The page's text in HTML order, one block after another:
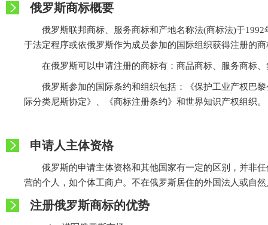
俄罗斯商标概要
俄罗斯联邦商标、服务商标和产地名称法(商标法)于
于法定程序或依俄罗斯作为成员参加的国际组织获得注册的
在俄罗斯可以申请注册的商标有：商品商标、服务商标
俄罗斯参加的国际条约和组织包括：《保护工业产权巴
际分类尼斯协定》、《商标注册条约》和世界知识产权组织。
申请人主体资格
俄罗斯的申请主体资格和其他国家有一定的区别，并非
营的个人，如个体工商户。不在俄罗斯居住的外国法人或自
注册俄罗斯商标的优势